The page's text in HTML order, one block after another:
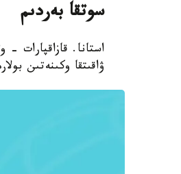
سوتقا بەردىم
استانا. قازاقپارات
ۋاقىتقا وكىنەتىن